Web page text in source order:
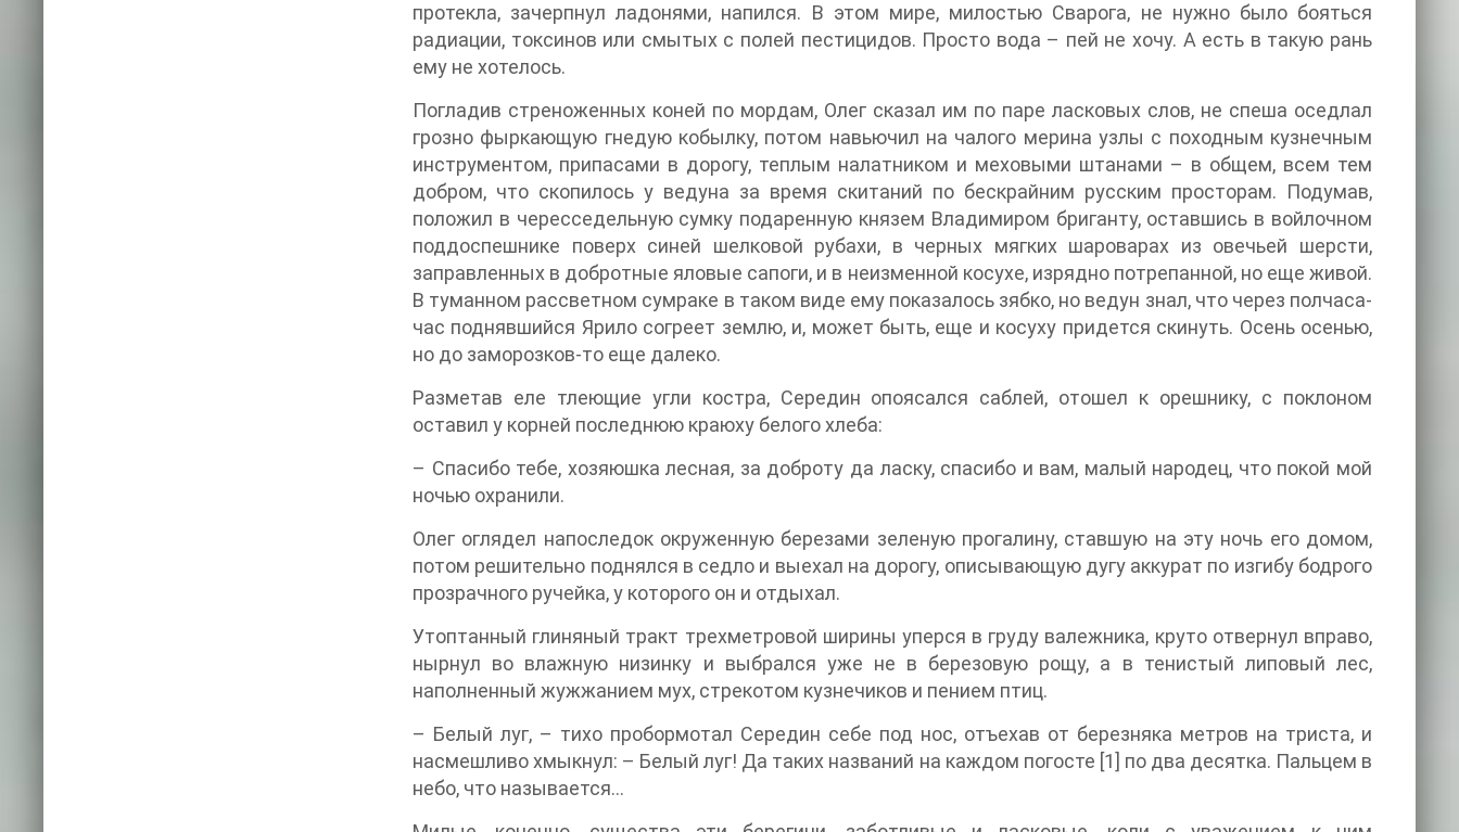
протекла, зачерпнул ладонями, напился. В этом мире, милостью Сварога, не нужно было бояться
радиации, токсинов или смытых с полей пестицидов. Просто вода – пей не хочу. А есть в такую рань
ему не хотелось.
Погладив стреноженных коней по мордам, Олег сказал им по паре ласковых слов, не спеша оседлал
грозно фыркающую гнедую кобылку, потом навьючил на чалого мерина узлы с походным кузнечным
инструментом, припасами в дорогу, теплым налатником и меховыми штанами – в общем, всем тем
добром, что скопилось у ведуна за время скитаний по бескрайним русским просторам. Подумав,
положил в чересседельную сумку подаренную князем Владимиром бриганту, оставшись в войлочном
поддоспешнике поверх синей шелковой рубахи, в черных мягких шароварах из овечьей шерсти,
заправленных в добротные яловые сапоги, и в неизменной косухе, изрядно потрепанной, но еще живой.
В туманном рассветном сумраке в таком виде ему показалось зябко, но ведун знал, что через полчаса-
час поднявшийся Ярило согреет землю, и, может быть, еще и косуху придется скинуть. Осень осенью,
но до заморозков-то еще далеко.
Разметав еле тлеющие угли костра, Середин опоясался саблей, отошел к орешнику, с поклоном
оставил у корней последнюю краюху белого хлеба:
– Спасибо тебе, хозяюшка лесная, за доброту да ласку, спасибо и вам, малый народец, что покой мой
ночью охранили.
Олег оглядел напоследок окруженную березами зеленую прогалину, ставшую на эту ночь его домом,
потом решительно поднялся в седло и выехал на дорогу, описывающую дугу аккурат по изгибу бодрого
прозрачного ручейка, у которого он и отдыхал.
Утоптанный глиняный тракт трехметровой ширины уперся в груду валежника, круто отвернул вправо,
нырнул во влажную низинку и выбрался уже не в березовую рощу, а в тенистый липовый лес,
наполненный жужжанием мух, стрекотом кузнечиков и пением птиц.
– Белый луг, – тихо пробормотал Середин себе под нос, отъехав от березняка метров на триста, и
насмешливо хмыкнул: – Белый луг! Да таких названий на каждом погосте [1] по два десятка. Пальцем в
небо, что называется…